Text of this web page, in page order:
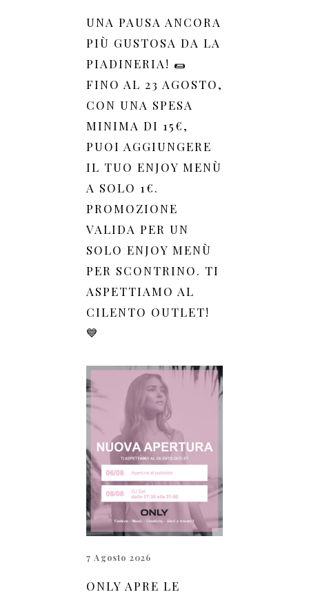
UNA PAUSA ANCORA
PIÙ GUSTOSA DA LA
PIADINERIA! 🌯
FINO AL 23 AGOSTO,
CON UNA SPESA
MINIMA DI 15€,
PUOI AGGIUNGERE
IL TUO ENJOY MENÙ
A SOLO 1€.
PROMOZIONE
VALIDA PER UN
SOLO ENJOY MENÙ
PER SCONTRINO. TI
ASPETTIAMO AL
CILENTO OUTLET!
💙
7 Agosto 2026
ONLY APRE LE